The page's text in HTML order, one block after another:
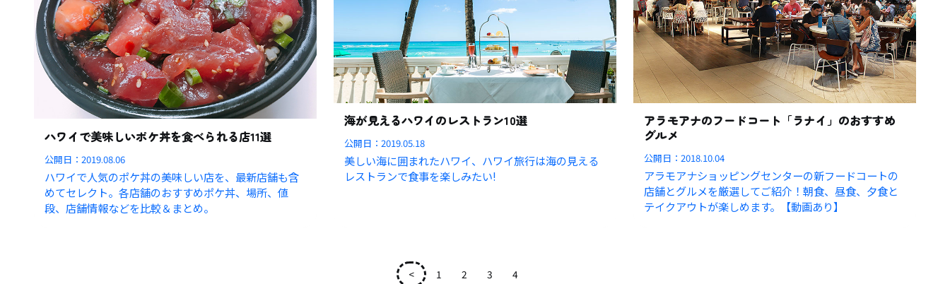
ハワイで美味しいポケ丼を食べられる店11選
公開日：2019.08.06
ハワイで人気のポケ丼の美味しい店を、最新店舗も含
めてセレクト。各店舗のおすすめポケ丼、場所、値
段、店舗情報などを比較＆まとめ。
海が見えるハワイのレストラン10選
公開日：2019.05.18
美しい海に囲まれたハワイ、ハワイ旅行は海の見える
レストランで食事を楽しみたい!
アラモアナのフードコート「ラナイ」のおすすめ
グルメ
公開日：2018.10.04
アラモアナショッピングセンターの新フードコートの
店舗とグルメを厳選してご紹介！朝食、昼食、夕食と
テイクアウトが楽しめます。【動画あり】
< 1 2 3 4